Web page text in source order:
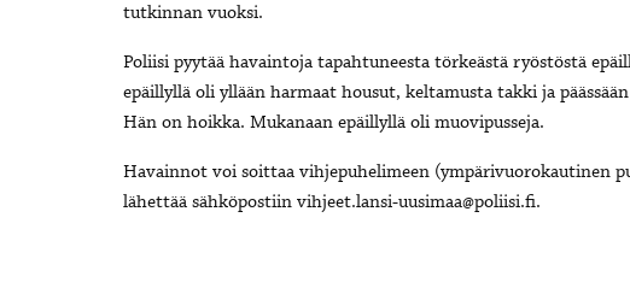
tutkinnan vuoksi.
Poliisi pyytää havaintoja tapahtuneesta törkeästä ryöstöstä
epäillyllä oli yllään harmaat housut, keltamusta takki ja
Hän on hoikka. Mukanaan epäillyllä oli muovipusseja.
Havainnot voi soittaa vihjepuhelimeen (ympärivuorokautinen
lähettää sähköpostiin vihjeet.lansi-uusimaa@poliisi.fi.